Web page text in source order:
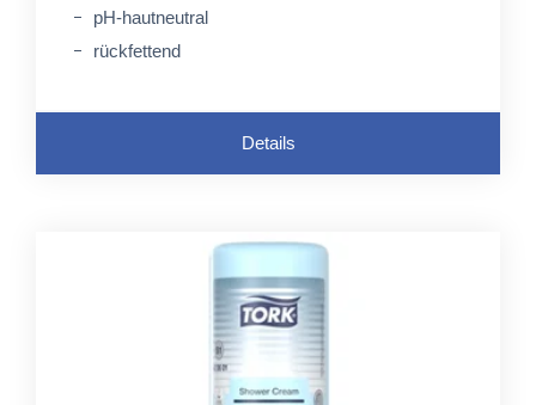
pH-hautneutral
rückfettend
Details